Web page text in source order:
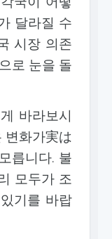
달라질 수
시장 의존
로 눈을 돌
바라보시
변화가実は
릅니다. 불
모두가 조
기를 바랍